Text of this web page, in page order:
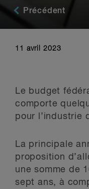
Précédent
11 avril 2023
Le budget
comporte
pour l’industrie
La principale
proposition
une somme de
sept ans, à